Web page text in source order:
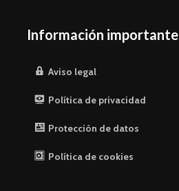
Información importante
Aviso legal
Política de privacidad
Protección de datos
Política de cookies